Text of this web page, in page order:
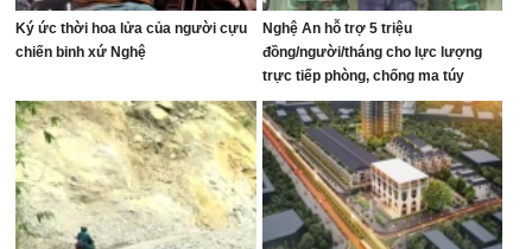
Ký ức thời hoa lửa của người cựu
chiến binh xứ Nghệ
Nghệ An hỗ trợ 5 triệu
đồng/người/tháng cho lực lượng
trực tiếp phòng, chống ma túy